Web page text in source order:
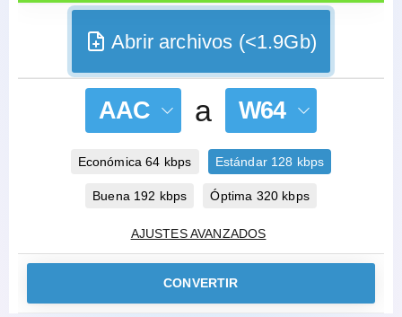
Abrir archivos (<1.9Gb)
AAC a W64
Económica 64 kbps Estándar 128 kbps
Buena 192 kbps Óptima 320 kbps
AJUSTES AVANZADOS
CONVERTIR